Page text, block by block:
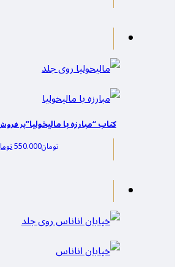
کتاب “مبارزه با مالیخولیا”پر
تومان550.000